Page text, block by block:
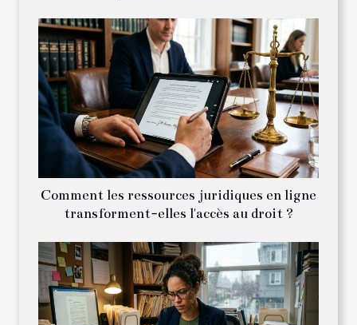
Comment les ressources juridiques en ligne
transforment-elles l'accès au droit ?